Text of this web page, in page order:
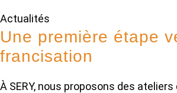
Actualités
Une première étape
francisation
À SERY, nous proposons des ateliers